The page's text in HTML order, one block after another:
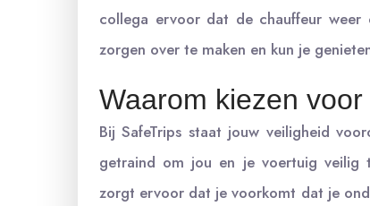
collega ervoor dat de chauffeur
zorgen over te maken en kun je
Waarom kiezen
Bij SafeTrips staat jouw veiligheid
getraind om jou en je voertuig veilig
zorgt ervoor dat je voorkomt dat je